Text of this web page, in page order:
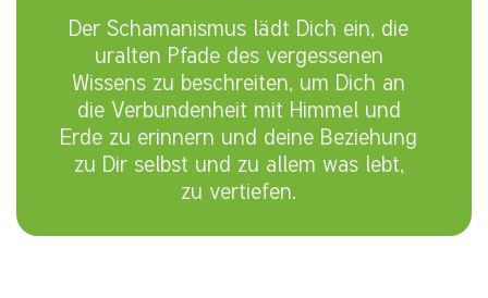
Der Schamanismus lädt Dich ein, die
uralten Pfade des vergessenen
Wissens zu beschreiten, um Dich an
die Verbundenheit mit Himmel und
Erde zu erinnern und deine Beziehung
zu Dir selbst und zu allem was lebt,
zu vertiefen.